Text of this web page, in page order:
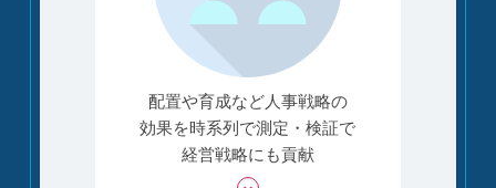
配置や育成など人事戦略の
効果を時系列で測定・検証で
経営戦略にも貢献